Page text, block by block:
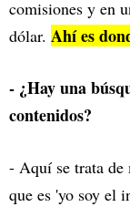
comisiones y en
dólar. Ahí es
- ¿Hay una
contenidos?
- Aquí se trata de
que es 'yo soy el